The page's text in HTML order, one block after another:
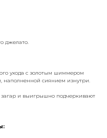
джелато.
ухода с золотым шиммером
наполненной сиянием изнутри.
и выигрышно подчеркивают